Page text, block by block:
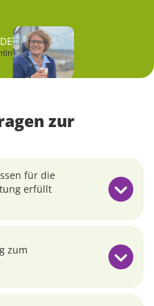
zur
für die
erfüllt
zum